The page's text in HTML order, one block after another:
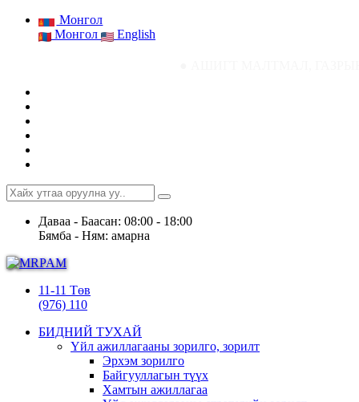
Монгол
Монгол
English
Даваа - Баасан: 08:00 - 18:00
Бямба - Ням: амарна
11-11 Төв
(976) 110
БИДНИЙ ТУХАЙ
Үйл ажиллагааны зорилго, зорилт
Эрхэм зорилго
Байгууллагын түүх
Хамтын ажиллагаа